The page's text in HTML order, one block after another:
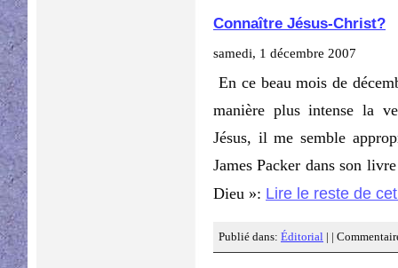
Connaître Jésus-Christ?
samedi, 1 décembre 2007
En ce beau mois de
manière plus intense la
Jésus, il me semble
James Packer dans son
Dieu »: Lire le reste de
Publié dans: Éditorial | |